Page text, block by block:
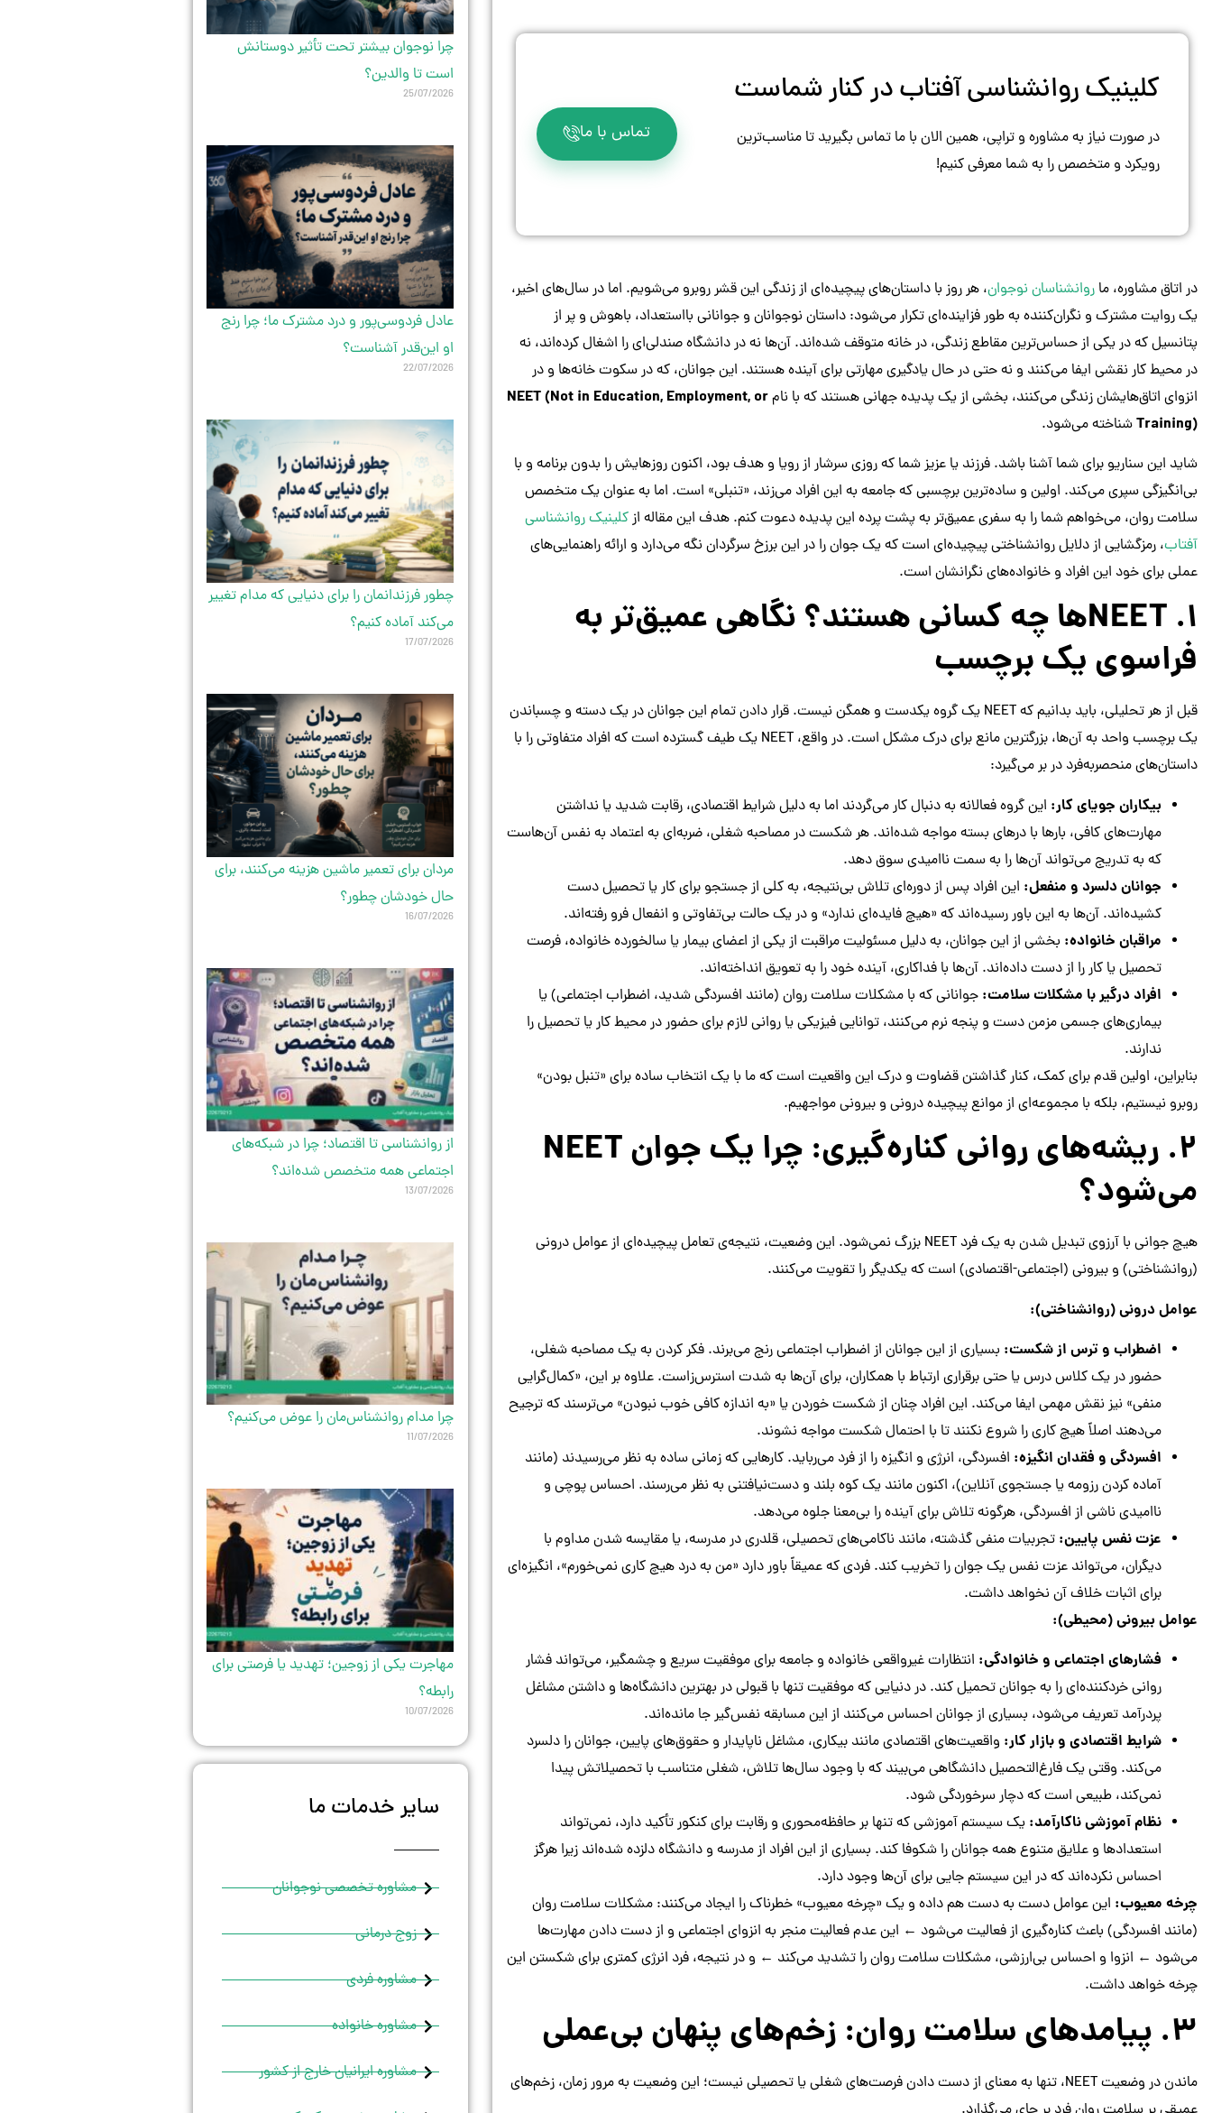
کلینیک روانشناسی آفتاب در کنار شماست
در صورت نیاز به مشاوره و تراپی، همین الان با ما تماس بگیرید تا مناسب‌ترین
رویکرد و متخصص را به شما معرفی کنیم!
تماس با ما
در اتاق مشاوره، ما روانشناسان نوجوان، هر روز با داستان‌های پیچیده‌ای از زندگی این قشر روبرو می‌شویم. اما در سال‌های اخیر،
یک روایت مشترک و نگران‌کننده به طور فزاینده‌ای تکرار می‌شود: داستان نوجوانان و جوانانی بااستعداد، باهوش و پر از
پتانسیل که در یکی از حساس‌ترین مقاطع زندگی، در خانه‌ متوقف شده‌اند. آن‌ها نه در دانشگاه صندلی‌ای را اشغال کرده‌اند، نه
در محیط کار نقشی ایفا می‌کنند و نه حتی در حال یادگیری مهارتی برای آینده هستند. این جوانان، که در سکوت خانه‌ها و در
انزوای اتاق‌هایشان زندگی می‌کنند، بخشی از یک پدیده جهانی هستند که با نامNEET (Not in Education, Employment, or
Training)شناخته می‌شود.
شاید این سناریو برای شما آشنا باشد. فرزند یا عزیز شما که روزی سرشار از رویا و هدف بود، اکنون روزهایش را بدون برنامه و با
بی‌انگیزگی سپری می‌کند. اولین و ساده‌ترین برچسبی که جامعه به این افراد می‌زند، «تنبلی» است. اما به عنوان یک متخصص
سلامت روان، می‌خواهم شما را به سفری عمیق‌تر به پشت پرده این پدیده دعوت کنم. هدف این مقاله ازکلینیک روانشناسی
آفتاب، رمزگشایی از دلایل روانشناختی پیچیده‌ای است که یک جوان را در این برزخ سرگردان نگه می‌دارد و ارائه راهنمایی‌های
عملی برای خود این افراد و خانواده‌های نگرانشان است.
۱. NEETها چه کسانی هستند؟ نگاهی عمیق‌تر به
فراسوی یک برچسب
قبل از هر تحلیلی، باید بدانیم که NEET یک گروه یکدست و همگن نیست. قرار دادن تمام این جوانان در یک دسته و چسباندن
یک برچسب واحد به آن‌ها، بزرگترین مانع برای درک مشکل است. در واقع، NEET یک طیف گسترده است که افراد متفاوتی را با
داستان‌های منحصربه‌فرد در بر می‌گیرد:
بیکاران جویای کار: این گروه فعالانه به دنبال کار می‌گردند اما به دلیل شرایط اقتصادی، رقابت شدید یا نداشتن
مهارت‌های کافی، بارها با درهای بسته مواجه شده‌اند. هر شکست در مصاحبه شغلی، ضربه‌ای به اعتماد به نفس آن‌هاست
که به تدریج می‌تواند آن‌ها را به سمت ناامیدی سوق دهد.
جوانان دلسرد و منفعل: این افراد پس از دوره‌ای تلاش بی‌نتیجه، به کلی از جستجو برای کار یا تحصیل دست
کشیده‌اند. آن‌ها به این باور رسیده‌اند که «هیچ فایده‌ای ندارد» و در یک حالت بی‌تفاوتی و انفعال فرو رفته‌اند.
مراقبان خانواده: بخشی از این جوانان، به دلیل مسئولیت مراقبت از یکی از اعضای بیمار یا سالخورده خانواده، فرصت
تحصیل یا کار را از دست داده‌اند. آن‌ها با فداکاری، آینده خود را به تعویق انداخته‌اند.
افراد درگیر با مشکلات سلامت: جوانانی که با مشکلات سلامت روان (مانند افسردگی شدید، اضطراب اجتماعی) یا
بیماری‌های جسمی مزمن دست و پنجه نرم می‌کنند، توانایی فیزیکی یا روانی لازم برای حضور در محیط کار یا تحصیل را
ندارند.
بنابراین، اولین قدم برای کمک، کنار گذاشتن قضاوت و درک این واقعیت است که ما با یک انتخاب ساده برای «تنبل بودن»
روبرو نیستیم، بلکه با مجموعه‌ای از موانع پیچیده درونی و بیرونی مواجهیم.
۲. ریشه‌های روانی کناره‌گیری: چرا یک جوان NEET
می‌شود؟
هیچ جوانی با آرزوی تبدیل شدن به یک فرد NEET بزرگ نمی‌شود. این وضعیت، نتیجه‌ی تعامل پیچیده‌ای از عوامل درونی
(روانشناختی) و بیرونی (اجتماعی-اقتصادی) است که یکدیگر را تقویت می‌کنند.
عوامل درونی (روانشناختی):
اضطراب و ترس از شکست: بسیاری از این جوانان از اضطراب اجتماعی رنج می‌برند. فکر کردن به یک مصاحبه شغلی،
حضور در یک کلاس درس یا حتی برقراری ارتباط با همکاران، برای آن‌ها به شدت استرس‌زاست. علاوه بر این، «کمال‌گرایی
منفی» نیز نقش مهمی ایفا می‌کند. این افراد چنان از شکست خوردن یا «به اندازه کافی خوب نبودن» می‌ترسند که ترجیح
می‌دهند اصلاً هیچ کاری را شروع نکنند تا با احتمال شکست مواجه نشوند.
افسردگی و فقدان انگیزه: افسردگی، انرژی و انگیزه را از فرد می‌رباید. کارهایی که زمانی ساده به نظر می‌رسیدند (مانند
آماده کردن رزومه یا جستجوی آنلاین)، اکنون مانند یک کوه بلند و دست‌نیافتنی به نظر می‌رسند. احساس پوچی و
ناامیدی ناشی از افسردگی، هرگونه تلاش برای آینده را بی‌معنا جلوه می‌دهد.
عزت نفس پایین: تجربیات منفی گذشته، مانند ناکامی‌های تحصیلی، قلدری در مدرسه، یا مقایسه شدن مداوم با
دیگران، می‌تواند عزت نفس یک جوان را تخریب کند. فردی که عمیقاً باور دارد «من به درد هیچ کاری نمی‌خورم»، انگیزه‌ای
برای اثبات خلاف آن نخواهد داشت.
عوامل بیرونی (محیطی):
فشارهای اجتماعی و خانوادگی: انتظارات غیرواقعی خانواده و جامعه برای موفقیت سریع و چشمگیر، می‌تواند فشار
روانی خردکننده‌ای را به جوانان تحمیل کند. در دنیایی که موفقیت تنها با قبولی در بهترین دانشگاه‌ها و داشتن مشاغل
پردرآمد تعریف می‌شود، بسیاری از جوانان احساس می‌کنند از این مسابقه نفس‌گیر جا مانده‌اند.
شرایط اقتصادی و بازار کار: واقعیت‌های اقتصادی مانند بیکاری، مشاغل ناپایدار و حقوق‌های پایین، جوانان را دلسرد
می‌کند. وقتی یک فارغ‌التحصیل دانشگاهی می‌بیند که با وجود سال‌ها تلاش، شغلی متناسب با تحصیلاتش پیدا
نمی‌کند، طبیعی است که دچار سرخوردگی شود.
نظام آموزشی ناکارآمد: یک سیستم آموزشی که تنها بر حافظه‌محوری و رقابت برای کنکور تأکید دارد، نمی‌تواند
استعدادها و علایق متنوع همه جوانان را شکوفا کند. بسیاری از این افراد از مدرسه و دانشگاه دلزده شده‌اند زیرا هرگز
احساس نکرده‌اند که در این سیستم جایی برای آن‌ها وجود دارد.
چرخه معیوب: این عوامل دست به دست هم داده و یک «چرخه معیوب» خطرناک را ایجاد می‌کنند: مشکلات سلامت روان
(مانند افسردگی) باعث کناره‌گیری از فعالیت می‌شود ← این عدم فعالیت منجر به انزوای اجتماعی و از دست دادن مهارت‌ها
می‌شود ← انزوا و احساس بی‌ارزشی، مشکلات سلامت روان را تشدید می‌کند ← و در نتیجه، فرد انرژی کمتری برای شکستن این
چرخه خواهد داشت.
۳. پیامدهای سلامت روان: زخم‌های پنهان بی‌عملی
ماندن در وضعیت NEET، تنها به معنای از دست دادن فرصت‌های شغلی یا تحصیلی نیست؛ این وضعیت به مرور زمان، زخم‌های
چرا نوجوان بیشتر تحت تأثیر دوستانش
است تا والدین؟
25/07/2026
عادل فردوسی‌پور و درد مشترک ما؛ چرا رنج
او این‌قدر آشناست؟
22/07/2026
چطور فرزندانمان را برای دنیایی که مدام تغییر
می‌کند آماده کنیم؟
17/07/2026
مردان برای تعمیر ماشین هزینه می‌کنند، برای
حال خودشان چطور؟
16/07/2026
از روانشناسی تا اقتصاد؛ چرا در شبکه‌های
اجتماعی همه متخصص شده‌اند؟
13/07/2026
چرا مدام روانشناس‌مان را عوض می‌کنیم؟
11/07/2026
مهاجرت یکی از زوجین؛ تهدید یا فرصتی برای
رابطه؟
10/07/2026
سایر خدمات ما
مشاوره تخصصی نوجوانان
زوج درمانی
مشاوره فردی
مشاوره خانواده
مشاوره ایرانیان خارج از کشور